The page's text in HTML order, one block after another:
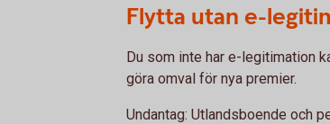
Flytta utan e-
Du som inte har e-legitimation
göra omval för nya premier.
Undantag: Utlandsboende och